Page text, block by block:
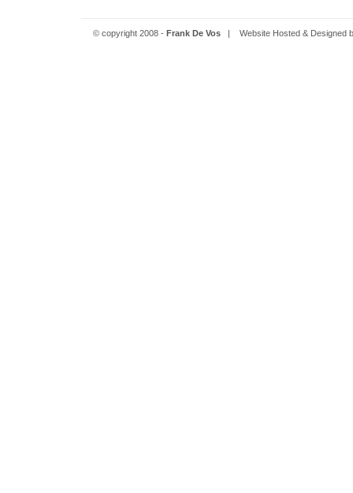
© copyright 2008 - Frank De Vos| Website Hosted & Designed